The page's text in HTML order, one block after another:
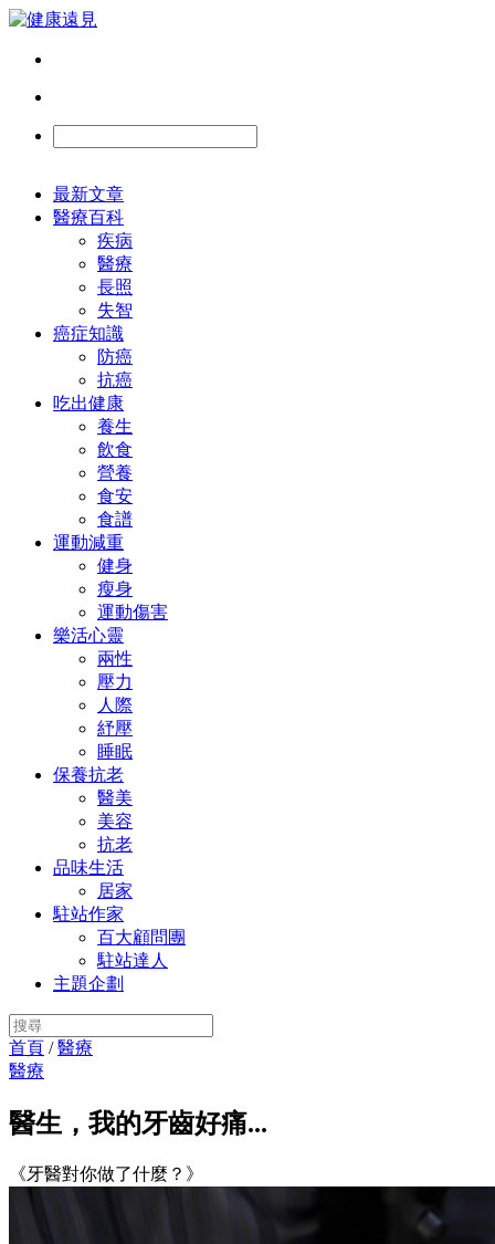
最新文章
醫療百科
疾病
醫療
長照
失智
癌症知識
防癌
抗癌
吃出健康
養生
飲食
營養
食安
食譜
運動減重
健身
瘦身
運動傷害
樂活心靈
兩性
壓力
人際
紓壓
睡眠
保養抗老
醫美
美容
抗老
品味生活
居家
駐站作家
百大顧問團
駐站達人
主題企劃
首頁 /醫療
醫療
醫生，我的牙齒好痛...
《牙醫對你做了什麼？》